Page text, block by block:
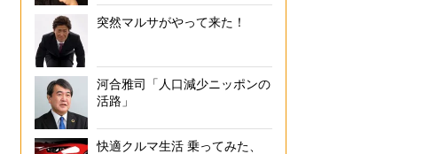
突然マルサがやって来た！
河合雅司「人口減少ニッポンの
活路」
快適クルマ生活 乗ってみた、